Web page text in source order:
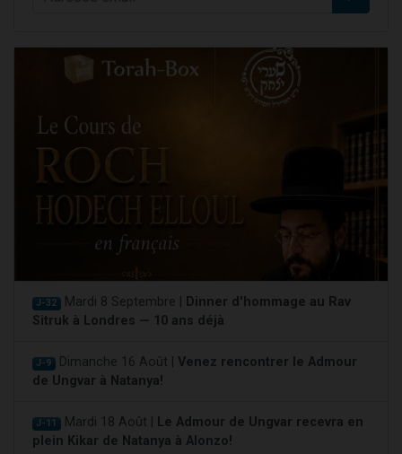
J-32 Mardi 8 Septembre |
Dinner d'hommage au Rav
Sitruk à Londres — 10 ans déjà
J-9 Dimanche 16 Août | Venez rencontrer le Admour
de Ungvar à Natanya!
J-11 Mardi 18 Août |
Le Admour de Ungvar recevra en
plein Kikar de Natanya à Alonzo!